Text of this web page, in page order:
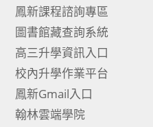
鳳新課程諮詢專區
圖書館藏查詢系統
高三升學資訊入口
校內升學作業平台
鳳新Gmail入口
翰林雲端學院